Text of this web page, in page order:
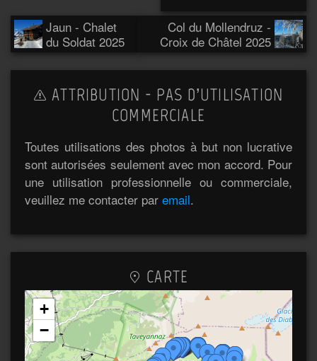
Jaun - Chalet
du Soldat 2025
Col du Mollendruz -
Croix de Châtel 2025
ATTRIBUTION - PAS D’UTILISATION
COMMERCIALE
Toutes utilisations des photos à but non lucrative
sont autorisées seulement avec mon accord. Pour
une utilisation professionnelle ou commerciale,
veuillez me contacter par email.
CARTE
+
−